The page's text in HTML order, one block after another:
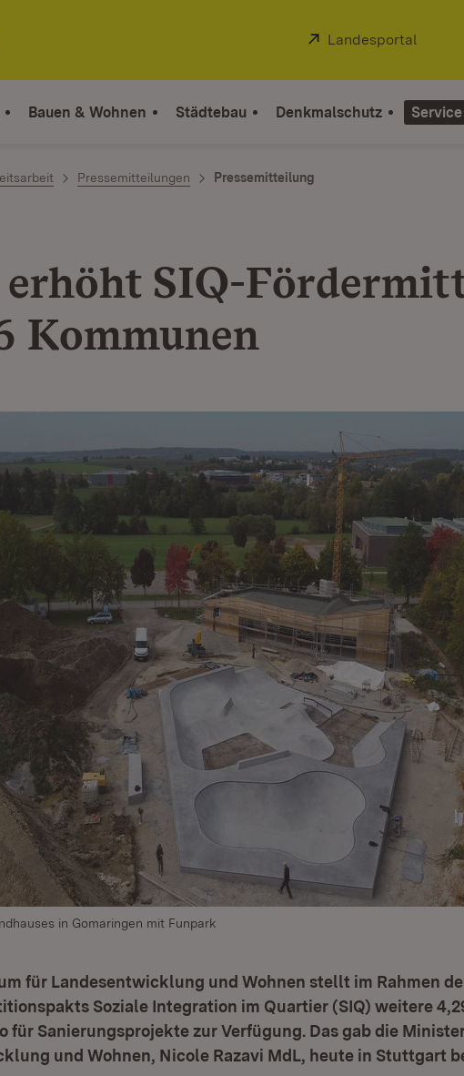
Extern:
Landesportal
Bauen & Wohnen Städtebau Denkmalschutz Service
Pressemitteilungen Pressemitteilung
erhöht SIQ-
Kommunen
in Gomaringen mit Funpark
für Landesentwicklung und Wohnen stellt im Rahmen
Soziale Integration im Quartier (SIQ) weitere
für Sanierungsprojekte zur Verfügung. Das gab die
und Wohnen, Nicole Razavi MdL, heute in Stuttgart